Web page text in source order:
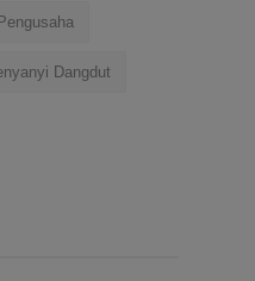
Pengusaha
Dangdut